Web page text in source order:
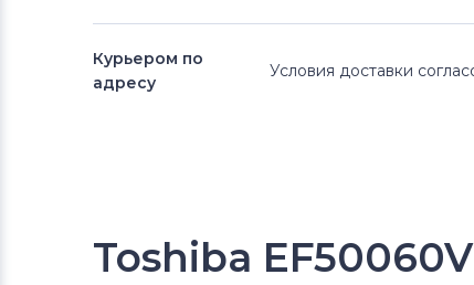
Курьером по
адресу
Условия доставки
Toshiba